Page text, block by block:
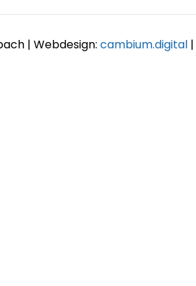
| Webdesign: cambium.digital |